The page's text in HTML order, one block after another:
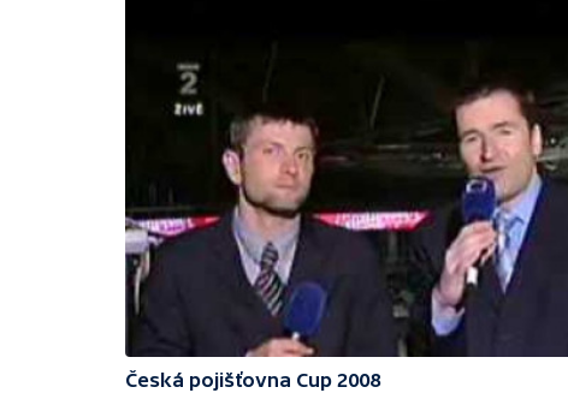
Česká pojišťovna Cup 2008